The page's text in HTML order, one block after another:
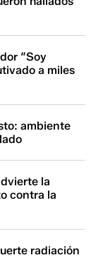
“Soy
a miles
ambiente
la
contra la
radiación